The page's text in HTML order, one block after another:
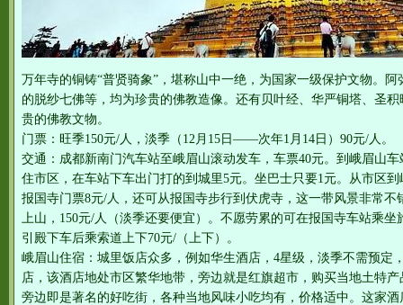
万年寺的铜铸“普贤骑象”，堪称山中一绝，为国家一级保护文物。
的脱纱七佛等，均为珍贵的佛教造像。还有贝叶经、华严铜塔、圣
贵的佛教文物。
门票：旺季150元/人，淡季（12月15日——次年1月14日）90元/人。
交通：成都新南门汽车站至峨眉山滚动发车，车票40元。到峨眉山
住市区，在车站下车出门打的到城里5元。坐巴士只要1元。从市区
报国寺门票8元/人，还可从报国寺步行到伏虎寺，这一带风景非常
上山，150元/人（淡季还要便宜）。不愿劳累的可在报国寺车站乘
引殿下车后乘索道上下70元/（上下）。
峨眉山住宿：城里饭店众多，例如华生酒店，4星级，淡季不需预定
店，该酒店地处市区繁华地带，旁边就是红旗超市，购买当地土特
旁边即是著名的好吃街，各种当地风味小吃均有，价格适中。这家